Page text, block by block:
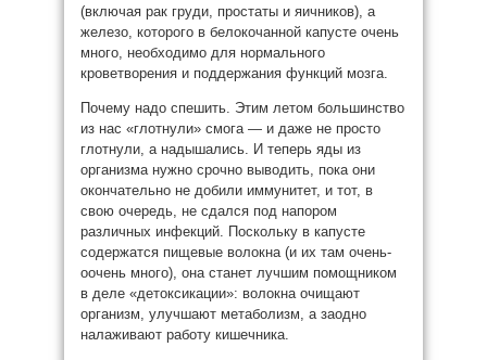
(включая рак груди, простаты и яичников), а
железо, которого в белокочанной капусте очень
много, необходимо для нормального
кроветворения и поддержания функций мозга.
Почему надо спешить. Этим летом большинство
из нас «глотнули» смога — и даже не просто
глотнули, а надышались. И теперь яды из
организма нужно срочно выводить, пока они
окончательно не добили иммунитет, и тот, в
свою очередь, не сдался под напором
различных инфекций. Поскольку в капусте
содержатся пищевые волокна (и их там очень-
оочень много), она станет лучшим помощником
в деле «детоксикации»: волокна очищают
организм, улучшают метаболизм, а заодно
налаживают работу кишечника.